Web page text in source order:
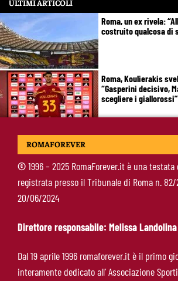
ULTIMI ARTICOLI
Roma, un ex rivela:
costruito qualcosa di
Roma, Koulierakis
“Gasperini decisivo,
scegliere i giallorossi”
Soulé-Milan, la Roma
Ndicka-Roma, futuro
che allontana il
ROMAFOREVER
©1996 – 2025 RomaForever.it è una
registrata presso il Tribunale di Roma n. 82/
20/06/2024
Direttore responsabile: Melissa Landolina
Dal 19 aprile 1996 romaforever.it è il primo
interamente dedicato all’ Associazione